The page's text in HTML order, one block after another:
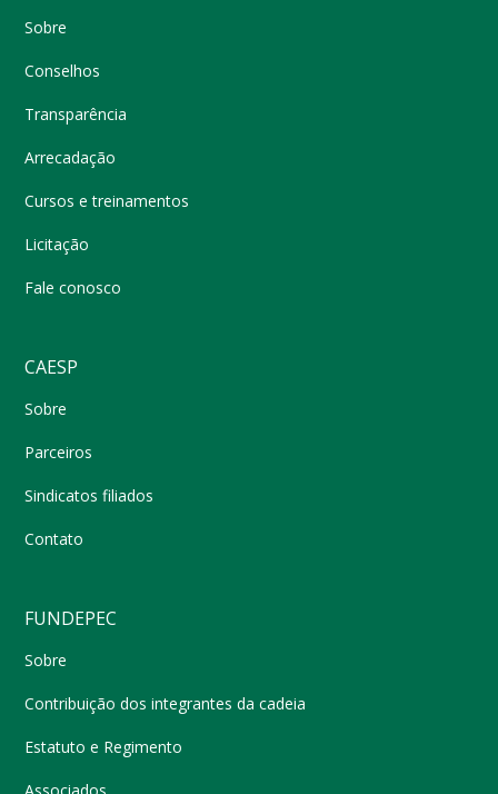
Sobre
Conselhos
Transparência
Arrecadação
Cursos e treinamentos
Licitação
Fale conosco
CAESP
Sobre
Parceiros
Sindicatos filiados
Contato
FUNDEPEC
Sobre
Contribuição dos integrantes da cadeia
Estatuto e Regimento
Associados